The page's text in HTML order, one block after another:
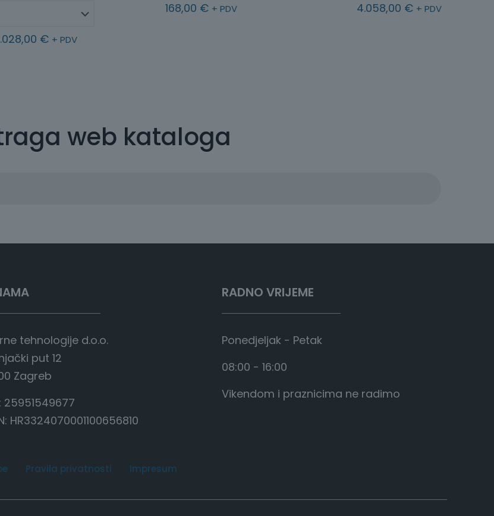
€R
c
8
8
,
0
o
+ PDV
168,00 € + PDV 4.058,00 € + PDV
web kataloga
tehnologije d.o.o.
put 12
Zagreb
25951549677
HR3324070001100656810
RADNO VRIJEME
Ponedjeljak - Petak
08:00 - 16:00
Vikendom i praznicima ne radimo
Pravila privatnosti Impresum